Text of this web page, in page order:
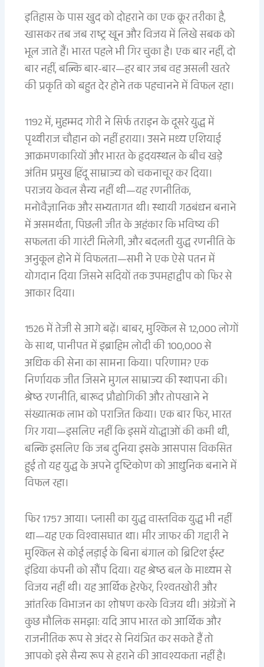
इतिहास के पास खुद को दोहराने का एक क्रूर तरीका है,
खासकर तब जब राष्ट्र खून और विजय में लिखे सबक को
भूल जाते हैं। भारत पहले भी गिर चुका है। एक बार नहीं, दो
बार नहीं, बल्कि बार-बार—हर बार जब वह असली खतरे
की प्रकृति को बहुत देर होने तक पहचानने में विफल रहा।
1192 में, मुहम्मद गोरी ने सिर्फ तराइन के दूसरे युद्ध में
पृथ्वीराज चौहान को नहीं हराया। उसने मध्य एशियाई
आक्रमणकारियों और भारत के हृदयस्थल के बीच खड़े
अंतिम प्रमुख हिंदू साम्राज्य को चकनाचूर कर दिया।
पराजय केवल सैन्य नहीं थी—यह रणनीतिक,
मनोवैज्ञानिक और सभ्यतागत थी। स्थायी गठबंधन बनाने
में असमर्थता, पिछली जीत के अहंकार कि भविष्य की
सफलता की गारंटी मिलेगी, और बदलती युद्ध रणनीति के
अनुकूल होने में विफलता—सभी ने एक ऐसे पतन में
योगदान दिया जिसने सदियों तक उपमहाद्वीप को फिर से
आकार दिया।
1526 में तेजी से आगे बढ़ें। बाबर, मुश्किल से 12,000 लोगों
के साथ, पानीपत में इब्राहिम लोदी की 100,000 से
अधिक की सेना का सामना किया। परिणाम? एक
निर्णायक जीत जिसने मुगल साम्राज्य की स्थापना की।
श्रेष्ठ रणनीति, बारूद प्रौद्योगिकी और तोपखाने ने
संख्यात्मक लाभ को पराजित किया। एक बार फिर, भारत
गिर गया—इसलिए नहीं कि इसमें योद्धाओं की कमी थी,
बल्कि इसलिए कि जब दुनिया इसके आसपास विकसित
हुई तो यह युद्ध के अपने दृष्टिकोण को आधुनिक बनाने में
विफल रहा।
फिर 1757 आया। प्लासी का युद्ध वास्तविक युद्ध भी नहीं
था—यह एक विश्वासघात था। मीर जाफर की गद्दारी ने
मुश्किल से कोई लड़ाई के बिना बंगाल को ब्रिटिश ईस्ट
इंडिया कंपनी को सौंप दिया। यह श्रेष्ठ बल के माध्यम से
विजय नहीं थी। यह आर्थिक हेरफेर, रिश्वतखोरी और
आंतरिक विभाजन का शोषण करके विजय थी। अंग्रेजों ने
कुछ मौलिक समझा: यदि आप भारत को आर्थिक और
राजनीतिक रूप से अंदर से नियंत्रित कर सकते हैं तो
आपको इसे सैन्य रूप से हराने की आवश्यकता नहीं है।